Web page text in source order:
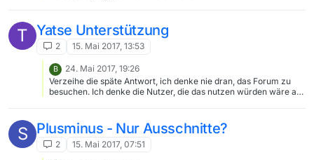
T Yatse Unterstützung
2 15. Mai 2017, 13:53
B
24. Mai 2017, 19:26
Verzeihe die späte Antwort, ich denke nie dran, das Forum zu
besuchen. Ich denke die Nutzer, die das nutzen würden wäre an
Diskette zu zoomen um leichter drauf bleiben zu können? Mit
MVW 2.0 wird es jedenfalls ein für Mobilgeräte passenderes
Layout geben, sodass es auch ohne zoomen leicht sein wird.
S Plusminus - Nur Ausschnitte?
2 15. Mai 2017, 07:51